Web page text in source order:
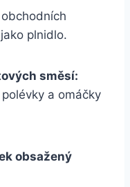
plnidlo.
směsí:
a omáčky
obsažený